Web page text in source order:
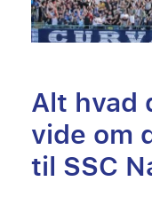
Alt hvad
vide om
til SSC